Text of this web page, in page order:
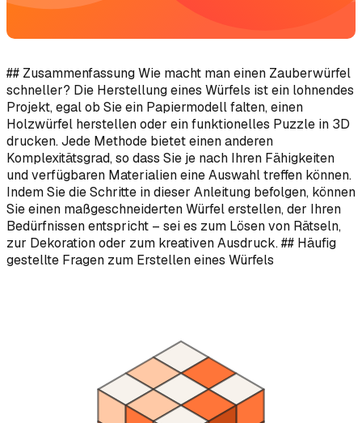
## Zusammenfassung Wie macht man einen Zauberwürfel
schneller? Die Herstellung eines Würfels ist ein lohnendes
Projekt, egal ob Sie ein Papiermodell falten, einen
Holzwürfel herstellen oder ein funktionelles Puzzle in 3D
drucken. Jede Methode bietet einen anderen
Komplexitätsgrad, so dass Sie je nach Ihren Fähigkeiten
und verfügbaren Materialien eine Auswahl treffen können.
Indem Sie die Schritte in dieser Anleitung befolgen, können
Sie einen maßgeschneiderten Würfel erstellen, der Ihren
Bedürfnissen entspricht – sei es zum Lösen von Rätseln,
zur Dekoration oder zum kreativen Ausdruck. ## Häufig
gestellte Fragen zum Erstellen eines Würfels